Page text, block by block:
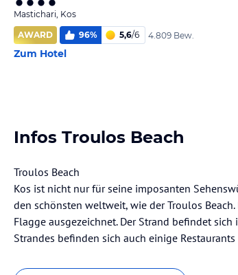
Mastichari, Kos
AWARD
96% 5,6/6 4.809 Bew.
Zum Hotel
Infos Troulos Beach
Troulos Beach
Kos ist nicht nur für seine imposanten
den schönsten weltweit, wie der Troulos
Flagge ausgezeichnet. Der Strand befindet
Strandes befinden sich auch einige Restaurants